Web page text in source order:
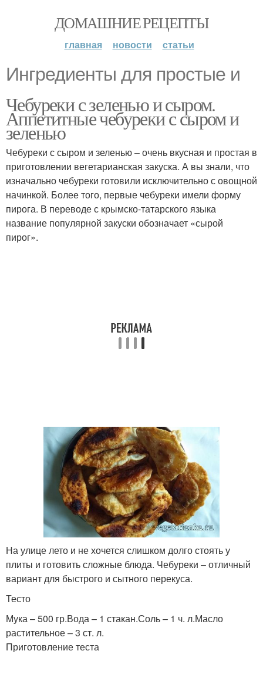
ДОМАШНИЕ РЕЦЕПТЫ
главная новости статьи
Ингредиенты для простые и
Чебуреки с зеленью и сыром.
Аппетитные чебуреки с сыром и
зеленью
Чебуреки с сыром и зеленью – очень вкусная и простая в
приготовлении вегетарианская закуска. А вы знали, что
изначально чебуреки готовили исключительно с овощной
начинкой. Более того, первые чебуреки имели форму
пирога. В переводе с крымско-татарского языка
название популярной закуски обозначает «сырой
пирог».
На улице лето и не хочется слишком долго стоять у
плиты и готовить сложные блюда. Чебуреки – отличный
вариант для быстрого и сытного перекуса.
Тесто
Мука – 500 гр.Вода – 1 стакан.Соль – 1 ч. л.Масло
растительное – 3 ст. л.
Приготовление теста